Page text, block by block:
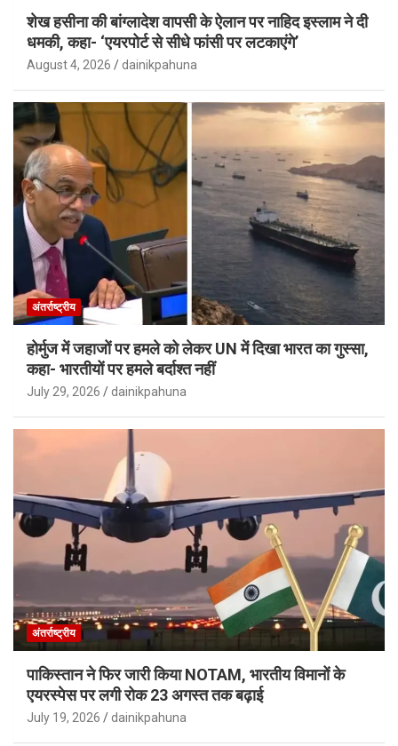
शेख हसीना की बांग्लादेश वापसी के ऐलान पर नाहिद इस्लाम ने दी
धमकी, कहा- ‘एयरपोर्ट से सीधे फांसी पर लटकाएंगे’
August 4, 2026 dainikpahuna
अंतर्राष्ट्रीय
होर्मुज में जहाजों पर हमले को लेकर UN में दिखा भारत का गुस्सा,
कहा- भारतीयों पर हमले बर्दाश्त नहीं
July 29, 2026 dainikpahuna
अंतर्राष्ट्रीय
पाकिस्तान ने फिर जारी किया NOTAM, भारतीय विमानों के
एयरस्पेस पर लगी रोक 23 अगस्त तक बढ़ाई
July 19, 2026 dainikpahuna